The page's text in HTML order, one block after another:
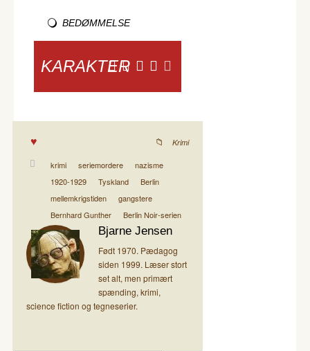
BEDØMMELSE
KARAKTER
Krimi
krimi seriemordere
nazisme
1920-1929
Tyskland
Berlin
mellemkrigstiden
gangstere
Bernhard Gunther
Berlin Noir-serien
Bjarne Jensen
Født 1970. Pædagog
siden 1999. Læser stort
set alt, men primært
spænding, krimi,
science fiction og tegneserier.